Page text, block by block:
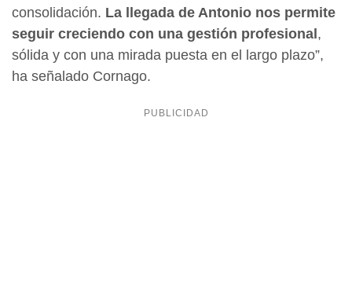
consolidación. La llegada de Antonio nos permite
seguir creciendo con una gestión profesional ,
sólida y con una mirada puesta en el largo plazo”,
ha señalado Cornago.